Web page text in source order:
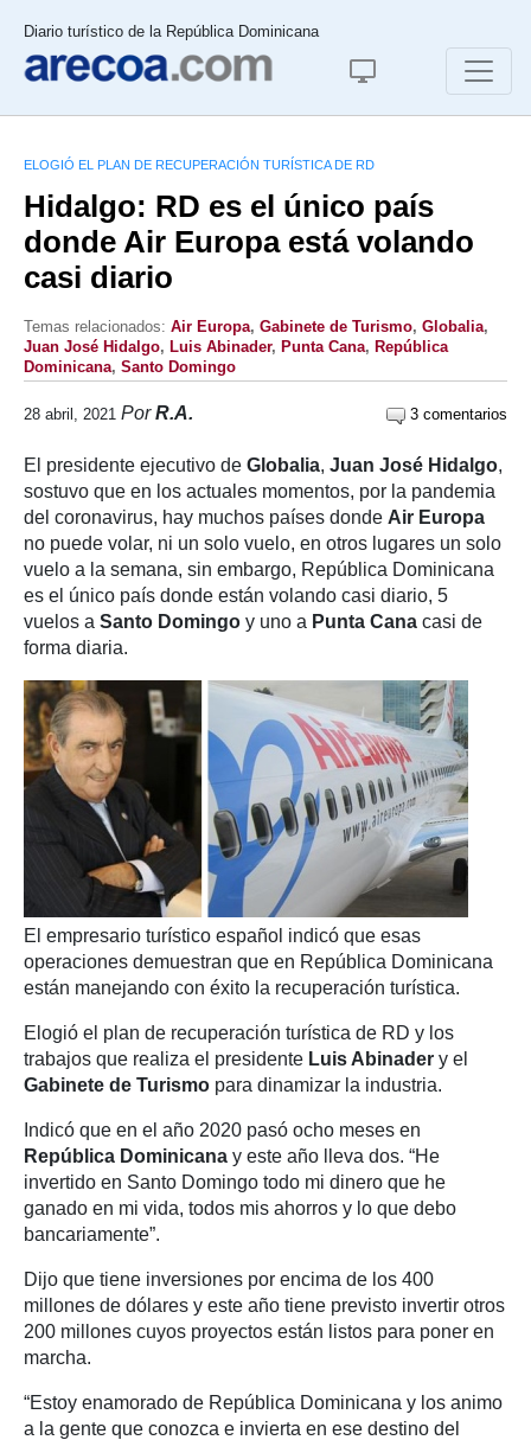
Diario turístico de la República Dominicana
ELOGIÓ EL PLAN DE RECUPERACIÓN TURÍSTICA DE RD
Hidalgo: RD es el único país
donde Air Europa está volando
casi diario
Temas relacionados: Air Europa, Gabinete de Turismo, Globalia,
Juan José Hidalgo, Luis Abinader, Punta Cana, República
Dominicana, Santo Domingo
28 abril, 2021 PorR.A. 3 comentarios
El presidente ejecutivo de Globalia, Juan José Hidalgo,
sostuvo que en los actuales momentos, por la pandemia
del coronavirus, hay muchos países donde Air Europa
no puede volar, ni un solo vuelo, en otros lugares un solo
vuelo a la semana, sin embargo, República Dominicana
es el único país donde están volando casi diario, 5
vuelos a Santo Domingo y uno a Punta Cana casi de
forma diaria.
El empresario turístico español indicó que esas
operaciones demuestran que en República Dominicana
están manejando con éxito la recuperación turística.
Elogió el plan de recuperación turística de RD y los
trabajos que realiza el presidente Luis Abinader y el
Gabinete de Turismo para dinamizar la industria.
Indicó que en el año 2020 pasó ocho meses en
República Dominicana y este año lleva dos. “He
invertido en Santo Domingo todo mi dinero que he
ganado en mi vida, todos mis ahorros y lo que debo
bancariamente”.
Dijo que tiene inversiones por encima de los 400
millones de dólares y este año tiene previsto invertir otros
200 millones cuyos proyectos están listos para poner en
marcha.
“Estoy enamorado de República Dominicana y los animo
a la gente que conozca e invierta en ese destino del